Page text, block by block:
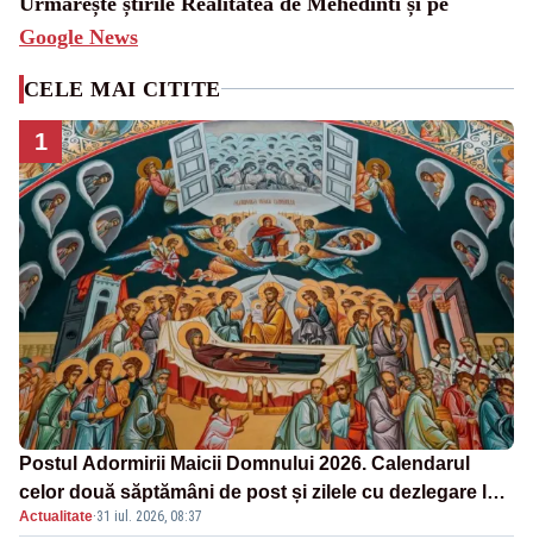
Google News
CELE MAI CITITE
1
Postul Adormirii Maicii Domnului 2026. Calendarul
celor două săptămâni de post și zilele cu dezlegare la
pește
Actualitate·31 iul. 2026, 08:37